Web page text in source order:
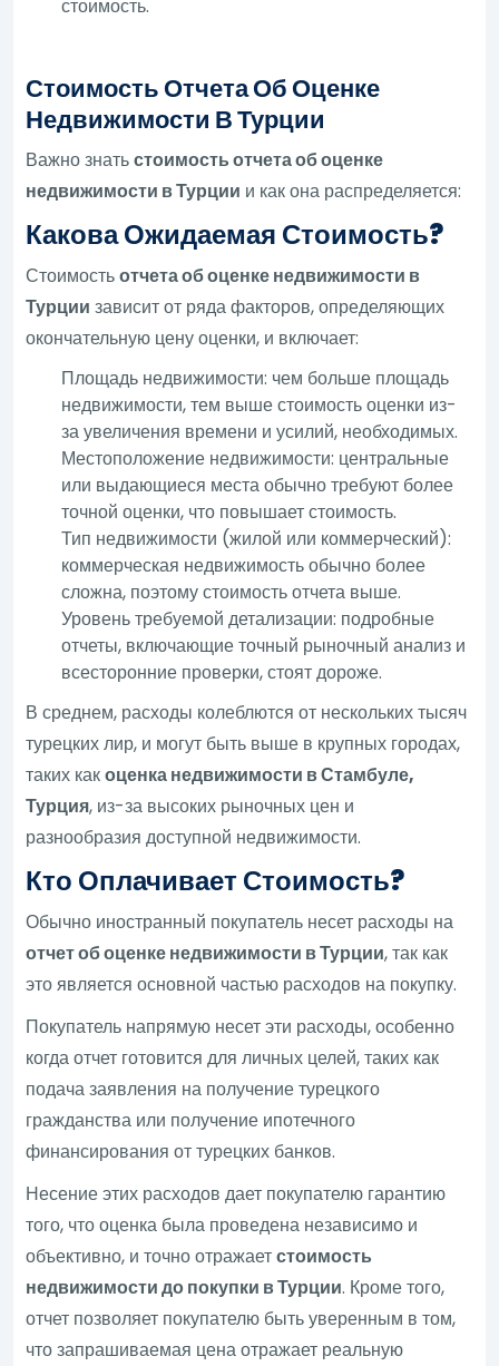
стоимость.
Стоимость Отчета Об Оценке
Недвижимости В Турции
Важно знатьстоимость отчета об оценке
недвижимости в Турции и как она распределяется:
Какова Ожидаемая Стоимость?
Стоимостьотчета об оценке недвижимости в
Турции зависит от ряда факторов, определяющих
окончательную цену оценки, и включает:
Площадь недвижимости: чем больше площадь
недвижимости, тем выше стоимость оценки из-
за увеличения времени и усилий, необходимых.
Местоположение недвижимости: центральные
или выдающиеся места обычно требуют более
точной оценки, что повышает стоимость.
Тип недвижимости (жилой или коммерческий):
коммерческая недвижимость обычно более
сложна, поэтому стоимость отчета выше.
Уровень требуемой детализации: подробные
отчеты, включающие точный рыночный анализ и
всесторонние проверки, стоят дороже.
В среднем, расходы колеблются от нескольких тысяч
турецких лир, и могут быть выше в крупных городах,
таких какоценка недвижимости в Стамбуле,
Турция, из-за высоких рыночных цен и
разнообразия доступной недвижимости.
Кто Оплачивает Стоимость?
Обычно иностранный покупатель несет расходы на
отчет об оценке недвижимости в Турции, так как
это является основной частью расходов на покупку.
Покупатель напрямую несет эти расходы, особенно
когда отчет готовится для личных целей, таких как
подача заявления на получение турецкого
гражданства или получение ипотечного
финансирования от турецких банков.
Несение этих расходов дает покупателю гарантию
того, что оценка была проведена независимо и
объективно, и точно отражаетстоимость
недвижимости до покупки в Турции. Кроме того,
отчет позволяет покупателю быть уверенным в том,
что запрашиваемая цена отражает реальную